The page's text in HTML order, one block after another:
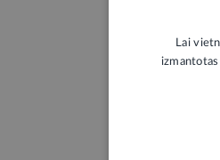
Ar
Lai